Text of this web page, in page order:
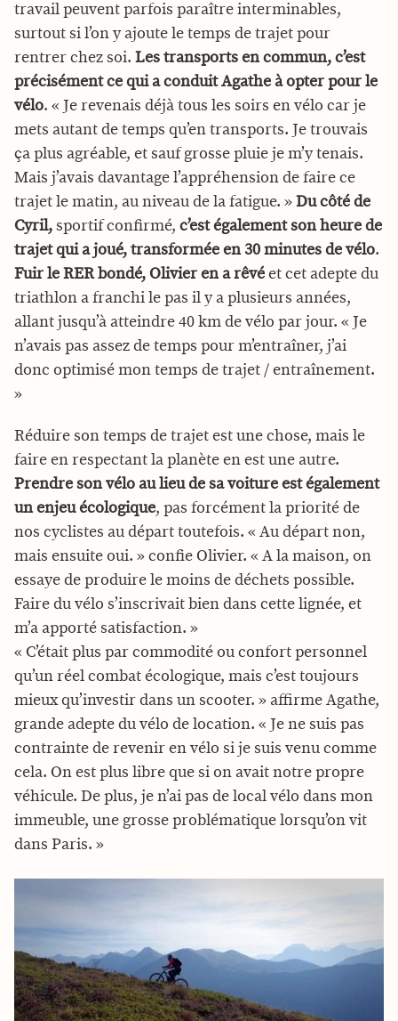
travail peuvent parfois paraître interminables,
surtout si l’on y ajoute le temps de trajet pour
rentrer chez soi. Les transports en commun, c’est
précisément ce qui a conduit Agathe à opter pour le
vélo. « Je revenais déjà tous les soirs en vélo car je
mets autant de temps qu’en transports. Je trouvais
ça plus agréable, et sauf grosse pluie je m’y tenais.
Mais j’avais davantage l’appréhension de faire ce
trajet le matin, au niveau de la fatigue. » Du côté de
Cyril, sportif confirmé, c’est également son heure de
trajet qui a joué, transformée en 30 minutes de vélo.
Fuir le RER bondé, Olivier en a rêvé et cet adepte du
triathlon a franchi le pas il y a plusieurs années,
allant jusqu’à atteindre 40 km de vélo par jour. « Je
n’avais pas assez de temps pour m’entraîner, j’ai
donc optimisé mon temps de trajet / entraînement.
»
Réduire son temps de trajet est une chose, mais le
faire en respectant la planète en est une autre.
Prendre son vélo au lieu de sa voiture est également
un enjeu écologique, pas forcément la priorité de
nos cyclistes au départ toutefois. « Au départ non,
mais ensuite oui. » confie Olivier. « A la maison, on
essaye de produire le moins de déchets possible.
Faire du vélo s’inscrivait bien dans cette lignée, et
m’a apporté satisfaction. »
« C’était plus par commodité ou confort personnel
qu’un réel combat écologique, mais c’est toujours
mieux qu’investir dans un scooter. » affirme Agathe,
grande adepte du vélo de location. « Je ne suis pas
contrainte de revenir en vélo si je suis venu comme
cela. On est plus libre que si on avait notre propre
véhicule. De plus, je n’ai pas de local vélo dans mon
immeuble, une grosse problématique lorsqu’on vit
dans Paris. »